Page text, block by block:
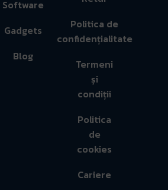
Software
Gadgets
Blog
Politica de
confidențialitate
Termeni
și
condiții
Politica
de
cookies
Cariere